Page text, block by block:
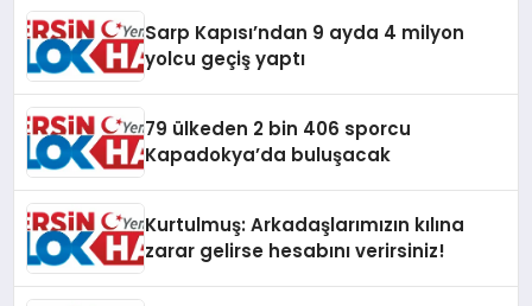
Sarp Kapısı’ndan 9 ayda 4 milyon
yolcu geçiş yaptı
79 ülkeden 2 bin 406 sporcu
Kapadokya’da buluşacak
Kurtulmuş: Arkadaşlarımızın kılına
zarar gelirse hesabını verirsiniz!